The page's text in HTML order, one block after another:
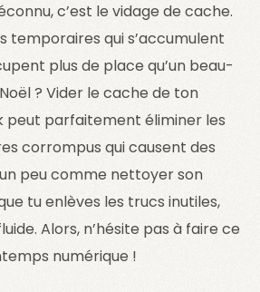
c’est le vidage de cache.
temporaires qui s’accumulent
plus de place qu’un beau-
? Vider le cache de ton
peut parfaitement éliminer les
corrompus qui causent des
peu comme nettoyer son
tu enlèves les trucs inutiles,
Alors, n’hésite pas à faire ce
numérique !